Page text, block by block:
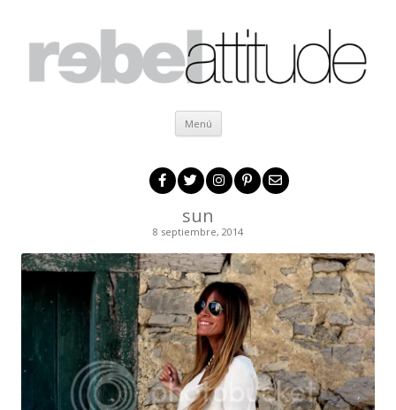
Menú Ir al contenido
sun
8 septiembre, 2014